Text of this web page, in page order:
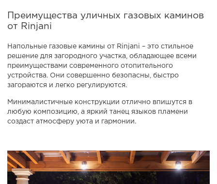
Преимущества уличных газовых каминов
от Rinjani
Напольные газовые камины от Rinjani – это стильное
решение для загородного участка, обладающее всеми
преимуществами современного отопительного
устройства. Они совершенно безопасны, быстро
загораются и легко регулируются.
Минималистичные конструкции отлично впишутся в
любую композицию, а яркий танец языков пламени
создаст атмосферу уюта и гармонии.